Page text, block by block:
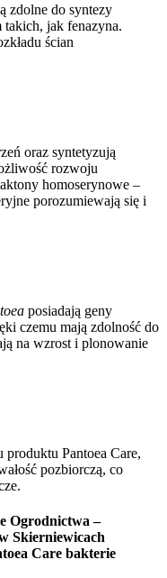
zdolne do syntezy
jak fenazyna.
ścian
oraz syntetyzują
rozwoju
homoserynowe –
porozumiewają się i
posiadają geny
czemu mają zdolność do
na wzrost i plonowanie
produktu Pantoea Care,
pozbiorczą, co
Ogrodnictwa –
Skierniewicach
Care bakterie